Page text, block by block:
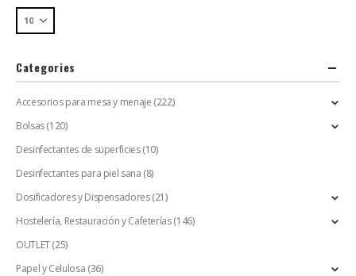
Categories
Accesorios para mesa y menaje (222)
Bolsas(120)
Desinfectantes de superficies (10)
Desinfectantes para piel sana (8)
Dosificadores y Dispensadores (21)
Hostelería, Restauración y Cafeterías(146)
OUTLET(25)
Papel y Celulosa (36)